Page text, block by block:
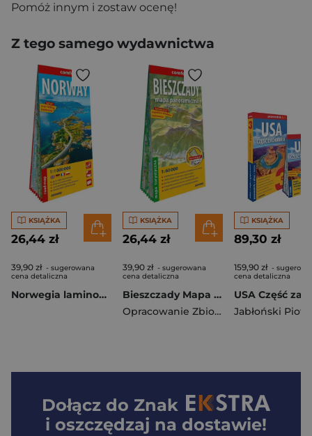
Pomóż innym i zostaw ocenę!
Z tego samego wydawnictwa
KSIĄŻKA
26,44 zł
39,90 zł - sugerowana
cena detaliczna
Norwegia laminowana mapa samochodowo-turystyczna 1:1 000 000
KSIĄŻKA
26,44 zł
39,90 zł - sugerowana
cena detaliczna
Bieszczady Mapa panoramiczna laminowana mapa turystyczna 1:60 000
Opracowanie Zbiorowe
KSIĄŻKA
89,30 zł
159,90 zł -
cena detaliczna
Jabłoński Piotr
Dołącz do Znak
i oszczędzaj na dostawie!